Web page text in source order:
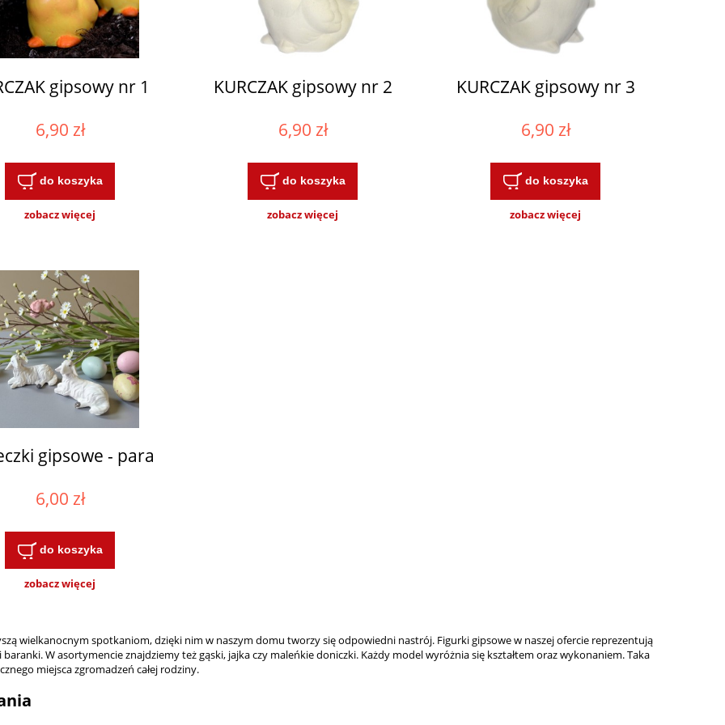
gipsowy nr 1
6,90 zł
do koszyka
zobacz więcej
KURCZAK gipsowy nr 2
6,90 zł
do koszyka
zobacz więcej
KURCZAK gipsowy nr 3
6,90 zł
do koszyka
zobacz więcej
gipsowe - para
6,00 zł
do koszyka
zobacz więcej
wielkanocnym spotkaniom, dzięki nim w naszym domu tworzy się odpowiedni nastrój. Figurki gipsowe w naszej ofercie reprezentują
W asortymencie znajdziemy też gąski, jajka czy maleńkie doniczki. Każdy model wyróżnia się kształtem oraz wykonaniem. Taka
miejsca zgromadzeń całej rodziny.